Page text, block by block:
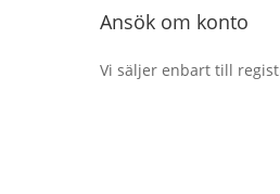
Ansök om konto
Vi säljer enbart till